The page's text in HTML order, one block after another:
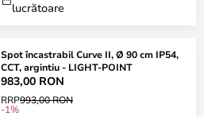
lucrătoare
Spot încastrabil Curve II, Ø 90 cm IP54,
CCT, argintiu - LIGHT-POINT
983,00 RON
RRP993,00 RON
-1%